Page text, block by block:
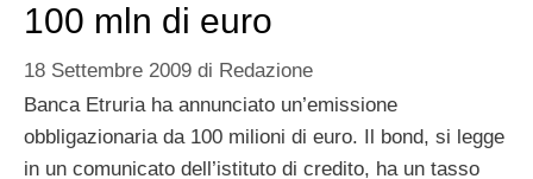
100 mln di euro
18 Settembre 2009 di Redazione
Banca Etruria ha annunciato un’emissione
obbligazionaria da 100 milioni di euro. Il bond, si legge
in un comunicato dell’istituto di credito, ha un tasso